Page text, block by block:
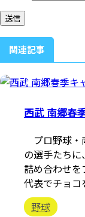
関連記事
西武 南郷春
プロ野球・
の選手たち
詰め合わせ
代表でチョコ
野球